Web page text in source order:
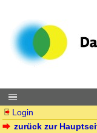
Login
zurück zur